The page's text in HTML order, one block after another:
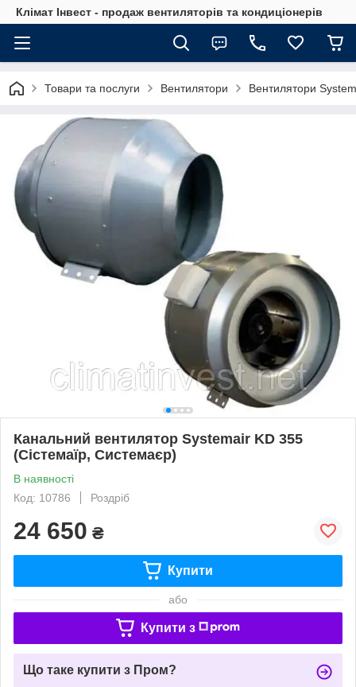
Клімат Інвест - продаж вентиляторів та кондиціонерів
Товари та послуги Вентилятори Вентилятори
Канальний вентилятор Systemair KD 355
(Сістемаїр, Системаєр)
В наявності
Код: 10786
Роздріб
24 650 ₴
Купити
або
Купити з
Що таке купити з Пром?